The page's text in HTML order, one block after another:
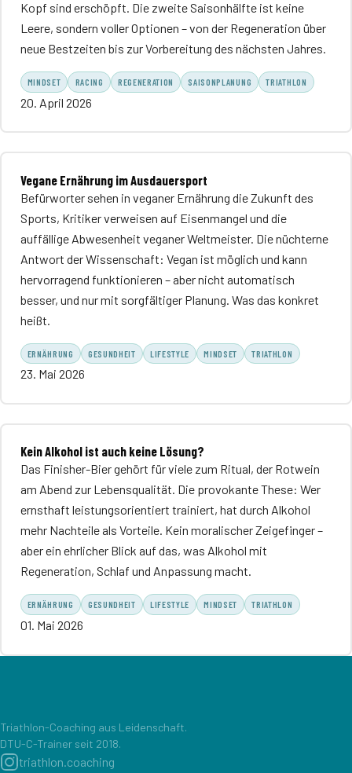
Kopf sind erschöpft. Die zweite Saisonhälfte ist keine
Leere, sondern voller Optionen – von der Regeneration über
neue Bestzeiten bis zur Vorbereitung des nächsten Jahres.
MINDSET RACING REGENERATION SAISONPLANUNG TRIATHLON
20. April 2026
Vegane Ernährung im Ausdauersport
Befürworter sehen in veganer Ernährung die Zukunft des
Sports, Kritiker verweisen auf Eisenmangel und die
auffällige Abwesenheit veganer Weltmeister. Die nüchterne
Antwort der Wissenschaft: Vegan ist möglich und kann
hervorragend funktionieren – aber nicht automatisch
besser, und nur mit sorgfältiger Planung. Was das konkret
heißt.
ERNÄHRUNG GESUNDHEIT LIFESTYLE MINDSET TRIATHLON
23. Mai 2026
Kein Alkohol ist auch keine Lösung?
Das Finisher-Bier gehört für viele zum Ritual, der Rotwein
am Abend zur Lebensqualität. Die provokante These: Wer
ernsthaft leistungsorientiert trainiert, hat durch Alkohol
mehr Nachteile als Vorteile. Kein moralischer Zeigefinger –
aber ein ehrlicher Blick auf das, was Alkohol mit
Regeneration, Schlaf und Anpassung macht.
ERNÄHRUNG GESUNDHEIT LIFESTYLE MINDSET TRIATHLON
01. Mai 2026
Triathlon-Coaching aus Leidenschaft.
DTU-C-Trainer seit 2018.
triathlon.coaching